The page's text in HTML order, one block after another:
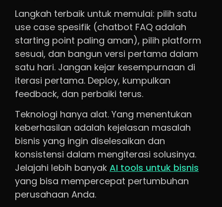
Langkah terbaik untuk memulai: pilih satu
use case spesifik (chatbot FAQ adalah
starting point paling aman), pilih platform
sesuai, dan bangun versi pertama dalam
satu hari. Jangan kejar kesempurnaan di
iterasi pertama. Deploy, kumpulkan
feedback, dan perbaiki terus.
Teknologi hanya alat. Yang menentukan
keberhasilan adalah kejelasan masalah
bisnis yang ingin diselesaikan dan
konsistensi dalam mengiterasi solusinya.
Jelajahi lebih banyak AI tools untuk bisnis
yang bisa mempercepat pertumbuhan
perusahaan Anda.